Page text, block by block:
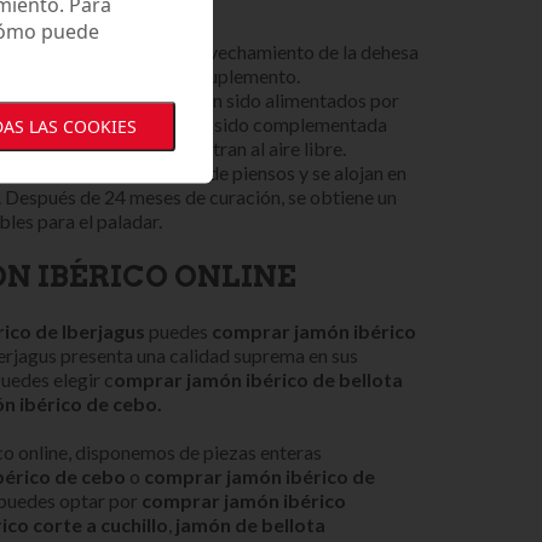
. Los cerdos hacen aprovechamiento de la dehesa
y hierba, sin ningún suplemento.
Campo: Los cerdos han sido alimentados por
su alimentación ha sido complementada
Los animales se encuentran al aire libre.
Los cerdos se alimentan de piensos y se alojan en
de 24 meses de curación, se obtiene un
para el paladar.
IBÉRICO ONLINE
de Iberjagus puedes comprar jamón ibérico
presenta una calidad suprema en sus
elegir comprar jamón ibérico de bellota
ibérico de cebo.
online, disponemos de piezas enteras
de cebo o comprar jamón ibérico de
optar por comprar jamón ibérico
corte a cuchillo jamón de bellota
puede
LAS COOKIES